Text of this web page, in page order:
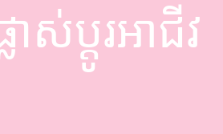
ស់ប្តូរអាជីវ